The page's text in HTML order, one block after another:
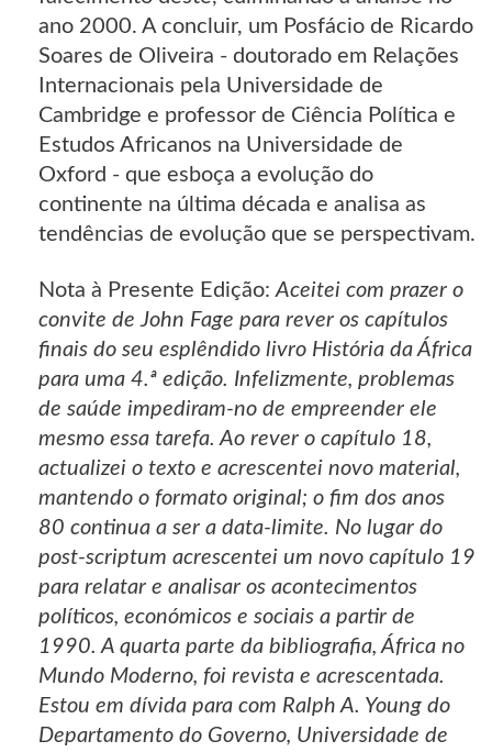
ano 2000. A concluir, um Posfácio de Ricardo
Soares de Oliveira - doutorado em Relações
Internacionais pela Universidade de
Cambridge e professor de Ciência Política e
Estudos Africanos na Universidade de
Oxford - que esboça a evolução do
continente na última década e analisa as
tendências de evolução que se perspectivam.
Nota à Presente Edição: Aceitei com prazer o
convite de John Fage para rever os capítulos
finais do seu esplêndido livro História da África
para uma 4.ª edição. Infelizmente, problemas
de saúde impediram-no de empreender ele
mesmo essa tarefa. Ao rever o capítulo 18,
actualizei o texto e acrescentei novo material,
mantendo o formato original; o fim dos anos
80 continua a ser a data-limite. No lugar do
post-scriptum acrescentei um novo capítulo 19
para relatar e analisar os acontecimentos
políticos, económicos e sociais a partir de
1990. A quarta parte da bibliografia, África no
Mundo Moderno, foi revista e acrescentada.
Estou em dívida para com Ralph A. Young do
Departamento do Governo, Universidade de